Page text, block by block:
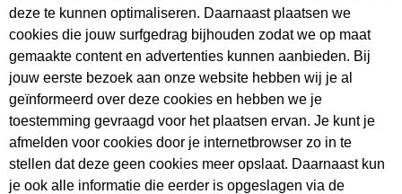
deze te kunnen optimaliseren. Daarnaast plaatsen we
cookies die jouw surfgedrag bijhouden zodat we op maat
gemaakte content en advertenties kunnen aanbieden. Bij
jouw eerste bezoek aan onze website hebben wij je al
geïnformeerd over deze cookies en hebben we je
toestemming gevraagd voor het plaatsen ervan. Je kunt je
afmelden voor cookies door je internetbrowser zo in te
stellen dat deze geen cookies meer opslaat. Daarnaast kun
je ook alle informatie die eerder is opgeslagen via de
Gewenste aantal producten
Vraag/opmerking